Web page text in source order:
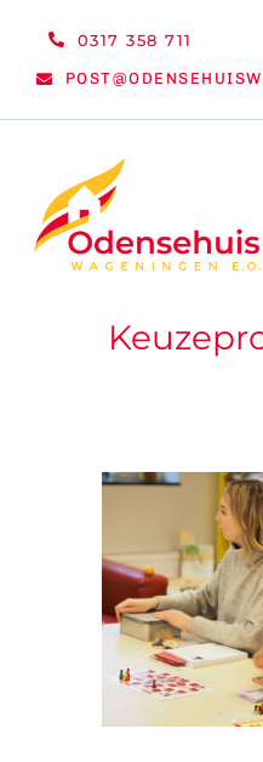
0317 358 711
WELKOM
VRIJWILLIGERS &